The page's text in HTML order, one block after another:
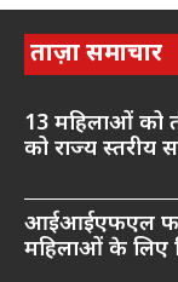
ताज़ा समाचार
13 महिलाओं को
को राज्य स्तरीय
आईआईएफएल
महिलाओं के लिए